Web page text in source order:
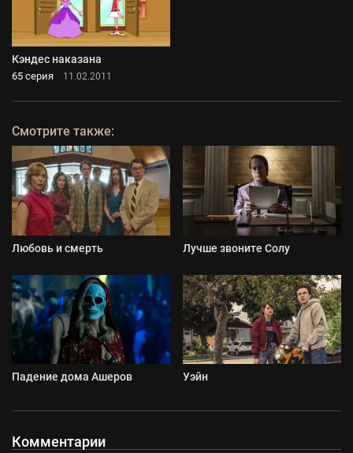
Кэндес наказана
65 серия 11.02.2011
Смотрите также:
Любовь и смерть Лучше звоните Солу
Падение дома Ашеров Уэйн
Комментарии